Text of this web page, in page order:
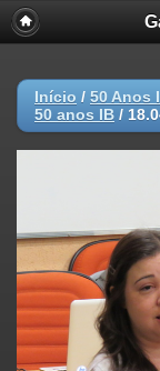
Início / 50 Anos
50 anos IB /